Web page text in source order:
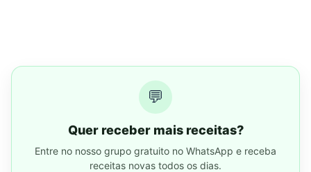
💬
Quer receber mais receitas?
Entre no nosso grupo gratuito no WhatsApp e receba
receitas novas todos os dias.